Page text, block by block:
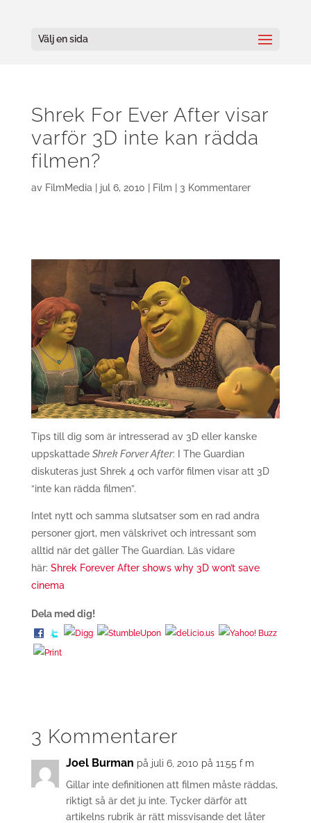
Välj en sida
Shrek For Ever After visar
varför 3D inte kan rädda
filmen?
av FilmMedia jul 6, 2010 Film 3 Kommentarer
Tips till dig som är intresserad av 3D eller kanske
uppskattade Shrek Forver After: I The Guardian
diskuteras just Shrek 4 och varför filmen visar att 3D
“inte kan rädda filmen”.
Intet nytt och samma slutsatser som en rad andra
personer gjort, men välskrivet och intressant som
alltid när det gäller The Guardian. Läs vidare
här: Shrek Forever After shows why 3D won’t save
cinema
Dela med dig!
3 Kommentarer
Joel Burman på juli 6, 2010 på 11:55 f m
Gillar inte definitionen att filmen måste räddas,
riktigt så är det ju inte. Tycker därför att
artikelns rubrik är rätt missvisande det låter